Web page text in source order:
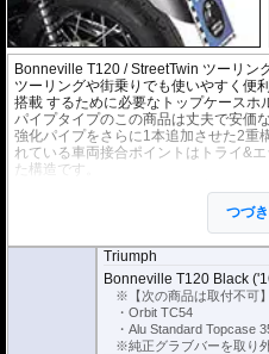
Bonneville T120 / StreetTwin ツーリン
ツーリングや街乗りでも使いやすく便
搭載 するために必要なトップケースホ
パイプタイプのこの商品は丈夫で安価
強化パイプをさらに1本追加させた2重
れている車両接合ポイントはトライ&
た構造です。
ヘプコ&ベッカー製トップケース
ト、ジャーニーのユニバーサルプレー
※ケースのラインナップはこちらから
※こちらはパイプタイプです。アルラ
つづ
Triumph
Bonneville T120 Black
※【次の商品は取付不可】
・Orbit TC54
・Alu Standard Topcase
※純正グラブバーを取り